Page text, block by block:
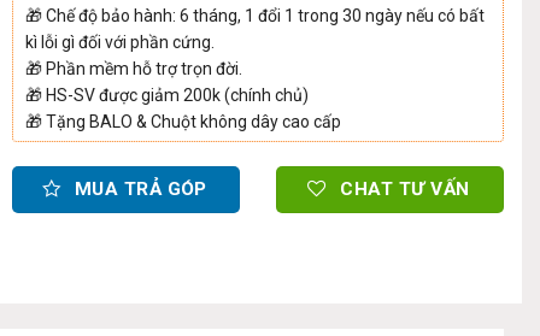
🎁Chế độ bảo hành: 6 tháng, 1 đổi 1 trong 30 ngày nếu có bất
kì lỗi gì đối với phần cứng.
🎁 Phần mềm hỗ trợ trọn đời.
🎁 HS-SV được giảm 200k (chính chủ)
🎁Tặng BALO & Chuột không dây cao cấp
MUA TRẢ GÓP CHAT TƯ VẤN